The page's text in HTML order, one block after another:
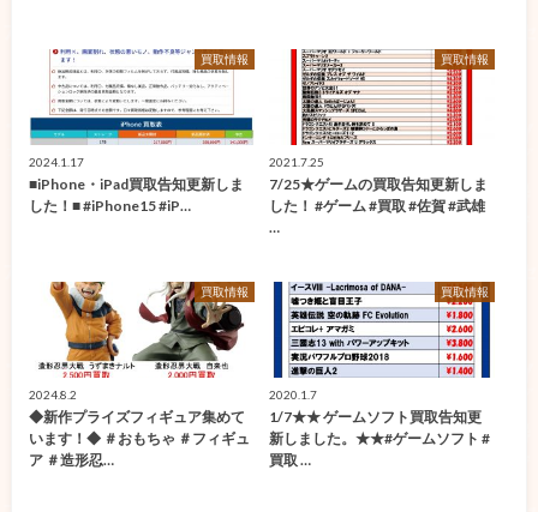
買取情報
2024.1.17
■iPhone・iPad買取告知更新しま
した！■ #iPhone15 #iP…
買取情報
2021.7.25
7/25★ゲームの買取告知更新しま
した！ #ゲーム #買取 #佐賀 #武雄
…
買取情報
2024.8.2
◆新作プライズフィギュア集めて
います！◆ ＃おもちゃ ＃フィギュ
ア ＃造形忍…
買取情報
2020.1.7
1/7★★ ゲームソフト買取告知更
新しました。★★#ゲームソフト #
買取 …